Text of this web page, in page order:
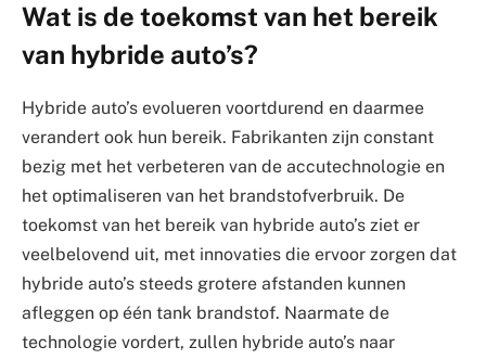
Wat is de toekomst van het bereik
van hybride auto’s?
Hybride auto’s evolueren voortdurend en daarmee
verandert ook hun bereik. Fabrikanten zijn constant
bezig met het verbeteren van de accutechnologie en
het optimaliseren van het brandstofverbruik. De
toekomst van het bereik van hybride auto’s ziet er
veelbelovend uit, met innovaties die ervoor zorgen dat
hybride auto’s steeds grotere afstanden kunnen
afleggen op één tank brandstof. Naarmate de
technologie vordert, zullen hybride auto’s naar